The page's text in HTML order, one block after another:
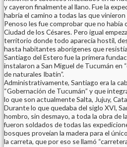
y cayeron finalmente al llano. Fue la
habría el camino a todas las que vinieron
Penoso les fue comprobar que no había
Ciudad de los Césares. Pero igual
territorio donde todo aparecía hostil,
hasta habitantes aborígenes que
Santiago del Estero fue la primera
instalaron a San Miguel de Tucumán en
de naturales Ibatín”.
Administrativamente, Santiago era la
“Gobernación de Tucumán” y que
lo que son actualmente Salta, Jujuy,
Durante lo que quedaba del siglo XVI,
hombro, sin desmayo, a toda la obra de
fueron soldados de todas las
bosques proveían la madera para el
la carreta, que por eso se llamó